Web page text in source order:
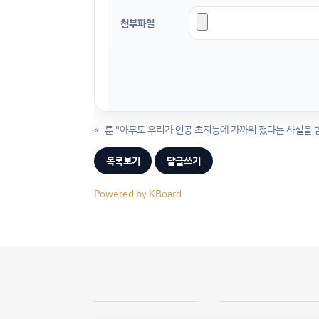
첨부파일
« 룬 "아무도 우리가 인공 초지능에 가까워 졌다는 사실을
목록보기 답글쓰기
Powered by KBoard